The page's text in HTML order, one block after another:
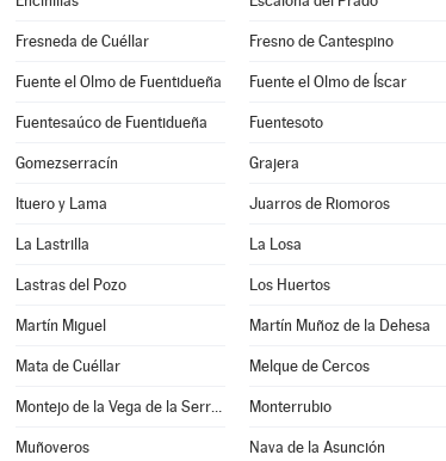
Fresneda de Cuéllar Fresno de Cantespino
Fuente el Olmo de Fuentidueña Fuente el Olmo de Íscar
Fuentesaúco de Fuentidueña Fuentesoto
Gomezserracín Grajera
Ituero y Lama Juarros de Riomoros
La Lastrilla La Losa
Lastras del Pozo Los Huertos
Martín Miguel Martín Muñoz de la Dehesa
Mata de Cuéllar Melque de Cercos
Montejo de la Vega de la Serrezuela Monterrubio
Muñoveros Nava de la Asunción